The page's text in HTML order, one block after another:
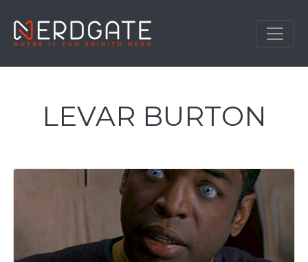
LEVAR BURTON